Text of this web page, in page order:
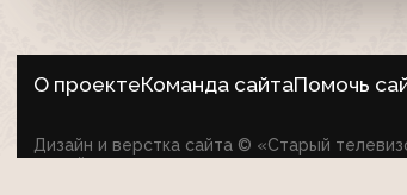
О проектеКоманда сайтаПомочь
Дизайн и верстка сайта © «Старый
на сайте не оспаривает авторские права